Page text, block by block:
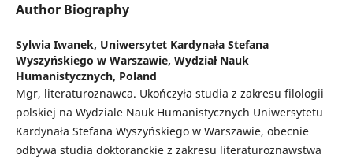
Author Biography
Sylwia Iwanek, Uniwersytet Kardynała Stefana
Wyszyńskiego w Warszawie, Wydział Nauk
Humanistycznych, Poland
Mgr, literaturoznawca. Ukończyła studia z zakresu filologii
polskiej na Wydziale Nauk Humanistycznych Uniwersytetu
Kardynała Stefana Wyszyńskiego w Warszawie, obecnie
odbywa studia doktoranckie z zakresu literaturoznawstwa